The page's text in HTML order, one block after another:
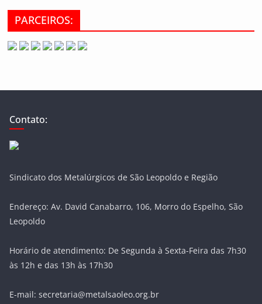
PARCEIROS:
Contato:
Sindicato dos Metalúrgicos de São Leopoldo e Região
Endereço: Av. David Canabarro, 106, Morro do Espelho, São
Leopoldo
Horário de atendimento: De Segunda à Sexta-Feira das 7h30
às 12h e das 13h às 17h30
E-mail: secretaria@metalsaoleo.org.br